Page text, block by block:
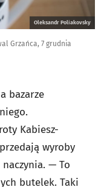
Oleksandr Poliakovsky
Grzańca, 7 grudnia
bazarze
Kabiesz-
wyroby
— To
butelek. Taki